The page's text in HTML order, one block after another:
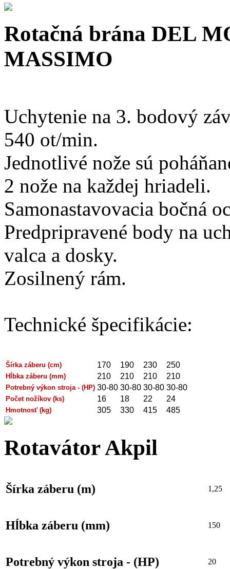
Rotačná brána DEL
MASSIMO
Uchytenie na 3. bodový
540 ot/min.
Jednotlivé nože sú
2 nože na každej hriadeli.
Samonastavovacia bočná
Predpripravené body na
valca a dosky.
Zosilnený rám.
Technické špecifikácie:
Šírka záberu (cm) 170 190 230 250
Hĺbka záberu (mm) 210 210 210 210
Potrebný výkon stroja - (HP) 30-80 30-80 30-80 30-80
Počet nožíkov (ks) 16 18 22 24
Hmotnosť (kg) 305 330 415 485
Rotavátor Akpil
Šírka záberu (m) 1,25
Hĺbka záberu (mm) 150
Potrebný výkon stroja - (HP) 20